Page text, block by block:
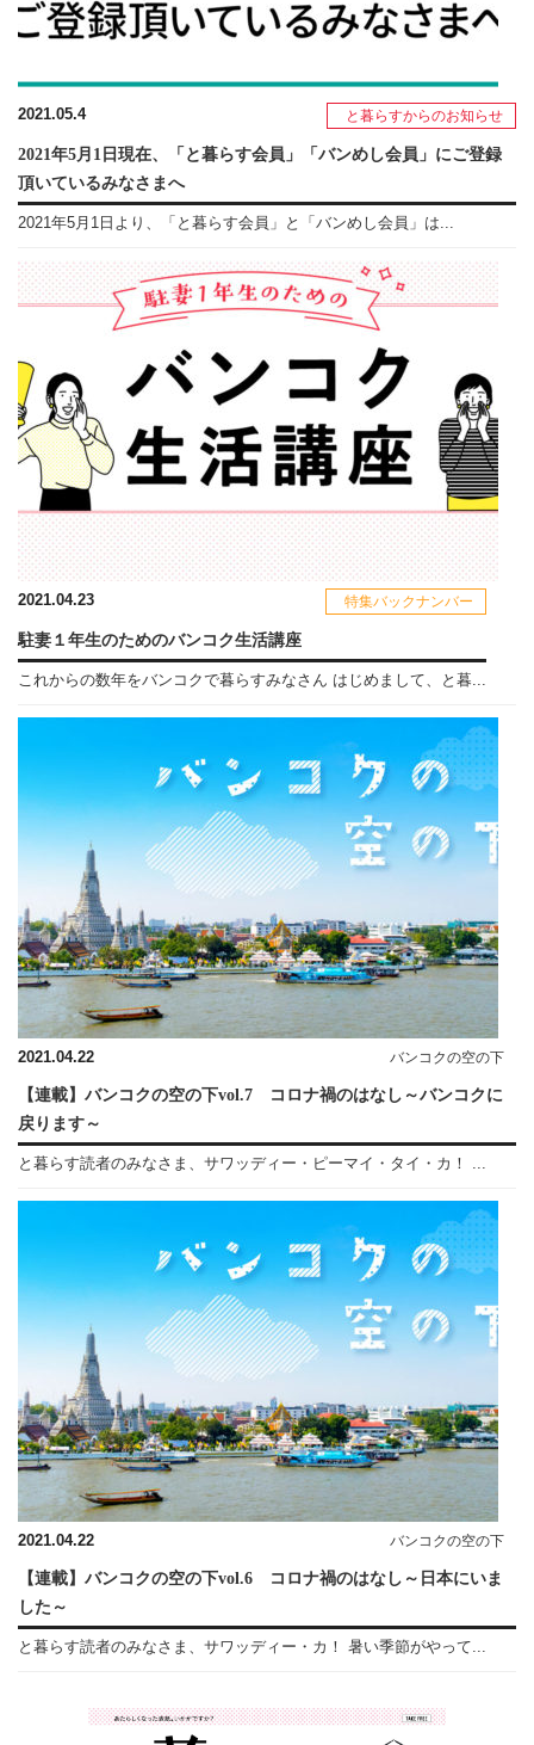
2021.05.4 と暮らすからのお知らせ
2021年5月1日現在、「と暮らす会員」「バンめし会員」にご登録
頂いているみなさまへ
2021年5月1日より、「と暮らす会員」と「バンめし会員」は...
2021.04.23 特集バックナンバー
駐妻１年生のためのバンコク生活講座
これからの数年をバンコクで暮らすみなさん はじめまして、と暮...
2021.04.22 バンコクの空の下
【連載】バンコクの空の下vol.7 コロナ禍のはなし～バンコクに
戻ります～
と暮らす読者のみなさま、サワッディー・ピーマイ・タイ・カ！ ...
2021.04.22 バンコクの空の下
【連載】バンコクの空の下vol.6 コロナ禍のはなし～日本にいま
した～
と暮らす読者のみなさま、サワッディー・カ！ 暑い季節がやって...